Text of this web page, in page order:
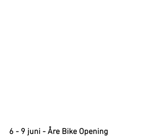
6 - 9 juni - Åre Bike Opening